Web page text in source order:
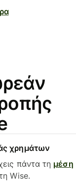
χρημάτων
πάντα τη μέση
Wise.